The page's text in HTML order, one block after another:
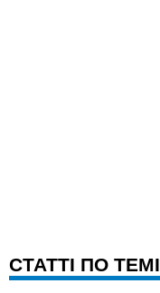
CТАТТІ ПО ТЕМІ